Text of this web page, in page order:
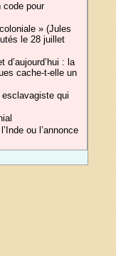
code pour
» (Jules
le 28 juillet
d’aujourd’hui : la
cache-t-elle un
qui
ou l’annonce